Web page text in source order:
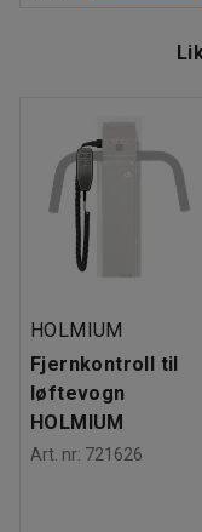
HOLMIUM
Fjernkontroll til
løftevogn
HOLMIUM
Art. nr: 721626